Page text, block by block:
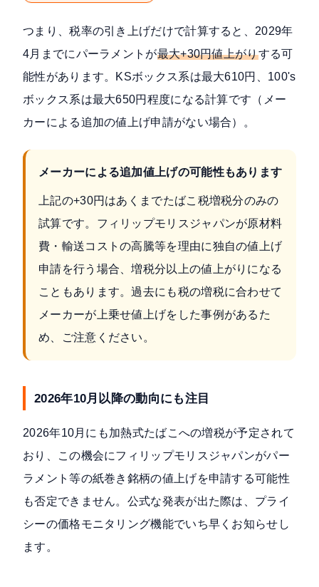
つまり、税率の引き上げだけで計算すると、2029年
4月までにパーラメントが最大+30円値上がりする可
能性があります。KSボックス系は最大610円、100's
ボックス系は最大650円程度になる計算です（メー
カーによる追加の値上げ申請がない場合）。
メーカーによる追加値上げの可能性もあります
上記の+30円はあくまでたばこ税増税分のみの
試算です。フィリップモリスジャパンが原材料
費・輸送コストの高騰等を理由に独自の値上げ
申請を行う場合、増税分以上の値上がりになる
こともあります。過去にも税の増税に合わせて
メーカーが上乗せ値上げをした事例があるた
め、ご注意ください。
2026年10月以降の動向にも注目
2026年10月にも加熱式たばこへの増税が予定されて
おり、この機会にフィリップモリスジャパンがパー
ラメント等の紙巻き銘柄の値上げを申請する可能性
も否定できません。公式な発表が出た際は、プライ
シーの価格モニタリング機能でいち早くお知らせし
ます。